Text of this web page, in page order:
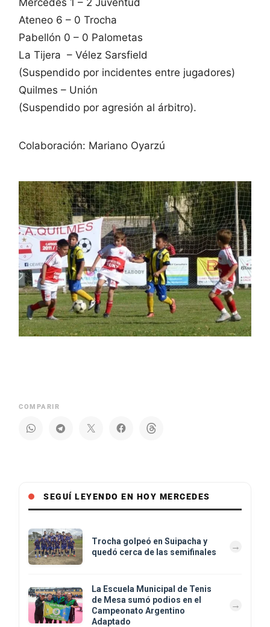
Ateneo 6 – 0 Trocha
Pabellón 0 – 0 Palometas
La Tijera – Vélez Sarsfield
(Suspendido por incidentes entre jugadores)
Quilmes – Unión
(Suspendido por agresión al árbitro).
Colaboración: Mariano Oyarzú
COMPARIR
SEGUÍ LEYENDO EN HOY MERCEDES
Trocha golpeó en Suipacha y
quedó cerca de las semifinales
La Escuela Municipal de Tenis
de Mesa sumó podios en el
Campeonato Argentino
Adaptado